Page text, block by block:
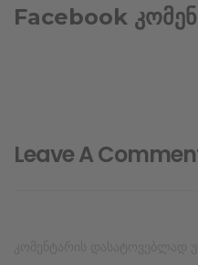
Facebook
Leave A